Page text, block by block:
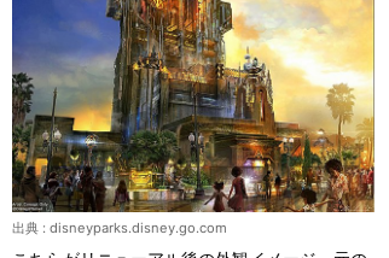
出典 : disneyparks.disney.go.com